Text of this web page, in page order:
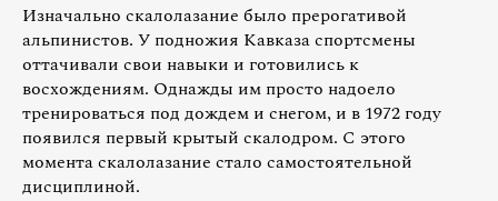
Изначально скалолазание было прерогативой
альпинистов. У подножия Кавказа спортсмены
оттачивали свои навыки и готовились к
восхождениям. Однажды им просто надоело
тренироваться под дождем и снегом, и в 1972 году
появился первый крытый скалодром. С этого
момента скалолазание стало самостоятельной
дисциплиной.